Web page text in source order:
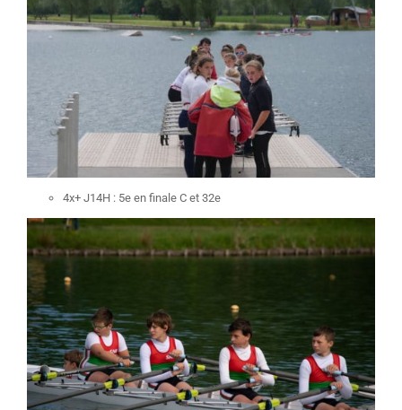
4x+ J14H : 5e en finale C et 32e